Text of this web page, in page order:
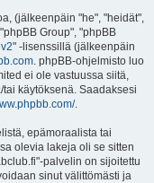
(jälkeenpäin "he", "heidät",
Group", "phpBB
" -lisenssillä (jälkeenpäin
. phpBB-ohjelmisto luo
ei ole vastuussa siitä,
käytöksenä. Saadaksesi
.
epämoraalista tai
olevia lakeja oli se sitten
palvelin on sijoitettu
sinut välittömästi ja